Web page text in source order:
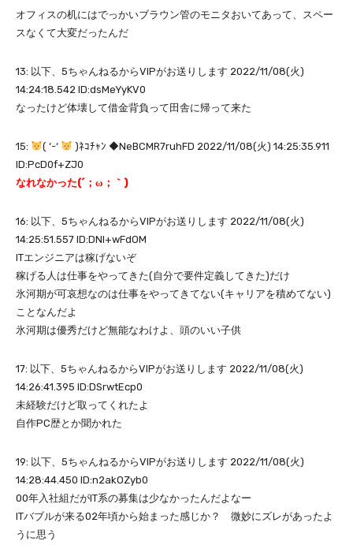
オフィスの机にはでっかいブラウン管のモニタおいてあって、スペー
スなくて大変だったんだ
13: 以下、5ちゃんねるからVIPがお送りします 2022/11/08(火)
14:24:18.542 ID:dsMeYyKV0
なったけど体壊して借金背負って田舎に帰って来た
15: ( ‘-‘
)ﾈｺﾁｬﾝ ◆NeBCMR7ruhFD 2022/11/08(火) 14:25:35.911
ID:PcD0f+ZJ0
なれなかった(´；ω；｀)
16: 以下、5ちゃんねるからVIPがお送りします 2022/11/08(火)
14:25:51.557 ID:DNl+wFdOM
ITエンジニアは稼げないぞ
稼げる人は仕事をやってきた(自分で要件定義してきた)だけ
氷河期が可哀想なのは仕事をやってきてない(キャリアを積めてない)
ことなんだよ
氷河期は優秀だけど無能なわけよ、頭のいい子供
17: 以下、5ちゃんねるからVIPがお送りします 2022/11/08(火)
14:26:41.395 ID:DSrwtEcp0
未経験だけど取ってくれたよ
自作PC歴とか聞かれた
19: 以下、5ちゃんねるからVIPがお送りします 2022/11/08(火)
14:28:44.450 ID:n2akOZyb0
00年入社組だがIT系の募集は少なかったんだよなー
ITバブルが来る02年頃から始まった感じか？ 微妙にズレがあったよ
うに思う